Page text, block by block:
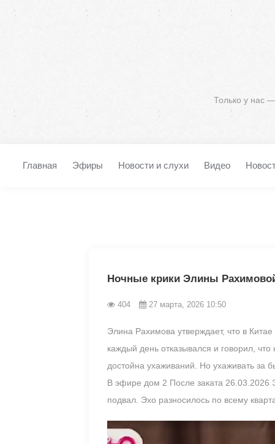
Только у нас
Главная Эфиры Новости и слухи Видео
Ночные крики Элины
404 27 марта, 2026 10:50
Элина Рахимова утверждает, что в
каждый день отказывался и говорил,
достойна ухаживаний. Но ухаживать за
В эфире дом 2 После заката 26.03.2026
подвал. Эхо разносилось по всему